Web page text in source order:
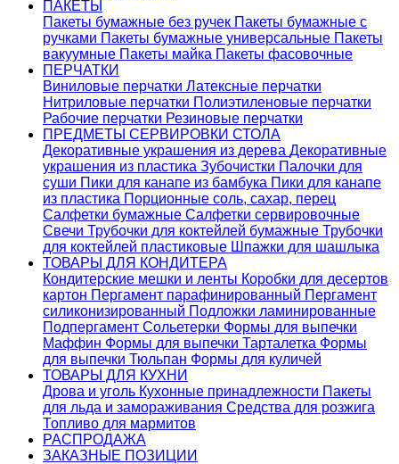
ПАКЕТЫ
Пакеты бумажные без ручек Пакеты бумажные с
ручками Пакеты бумажные универсальные Пакеты
вакуумные Пакеты майка Пакеты фасовочные
ПЕРЧАТКИ
Виниловые перчатки Латексные перчатки
Нитриловые перчатки Полиэтиленовые перчатки
Рабочие перчатки Резиновые перчатки
ПРЕДМЕТЫ СЕРВИРОВКИ СТОЛА
Декоративные украшения из дерева Декоративные
украшения из пластика Зубочистки Палочки для
суши Пики для канапе из бамбука Пики для канапе
из пластика Порционные соль, сахар, перец
Салфетки бумажные Салфетки сервировочные
Свечи Трубочки для коктейлей бумажные Трубочки
для коктейлей пластиковые Шпажки для шашлыка
ТОВАРЫ ДЛЯ КОНДИТЕРА
Кондитерские мешки и ленты Коробки для десертов
картон Пергамент парафинированный Пергамент
силиконизированный Подложки ламинированные
Подпергамент Сольетерки Формы для выпечки
Маффин Формы для выпечки Тарталетка Формы
для выпечки Тюльпан Формы для куличей
ТОВАРЫ ДЛЯ КУХНИ
Дрова и уголь Кухонные принадлежности Пакеты
для льда и замораживания Средства для розжига
Топливо для мармитов
РАСПРОДАЖА
ЗАКАЗНЫЕ ПОЗИЦИИ